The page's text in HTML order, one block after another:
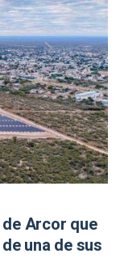
Arcor que
una de sus